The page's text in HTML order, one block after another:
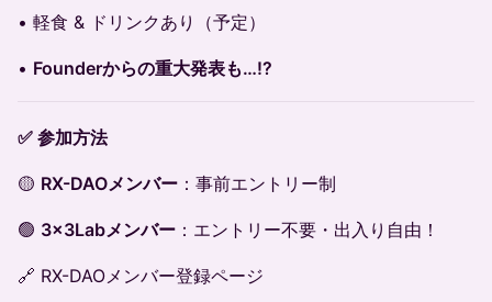
• 軽食 & ドリンクあり（予定）
• Founderからの重大発表も…!?
✅ 参加方法
🟡 RX-DAOメンバー ：事前エントリー制
🟢 3×3Labメンバー ：エントリー不要・出入り自由！
🔗 RX-DAOメンバー登録ページ